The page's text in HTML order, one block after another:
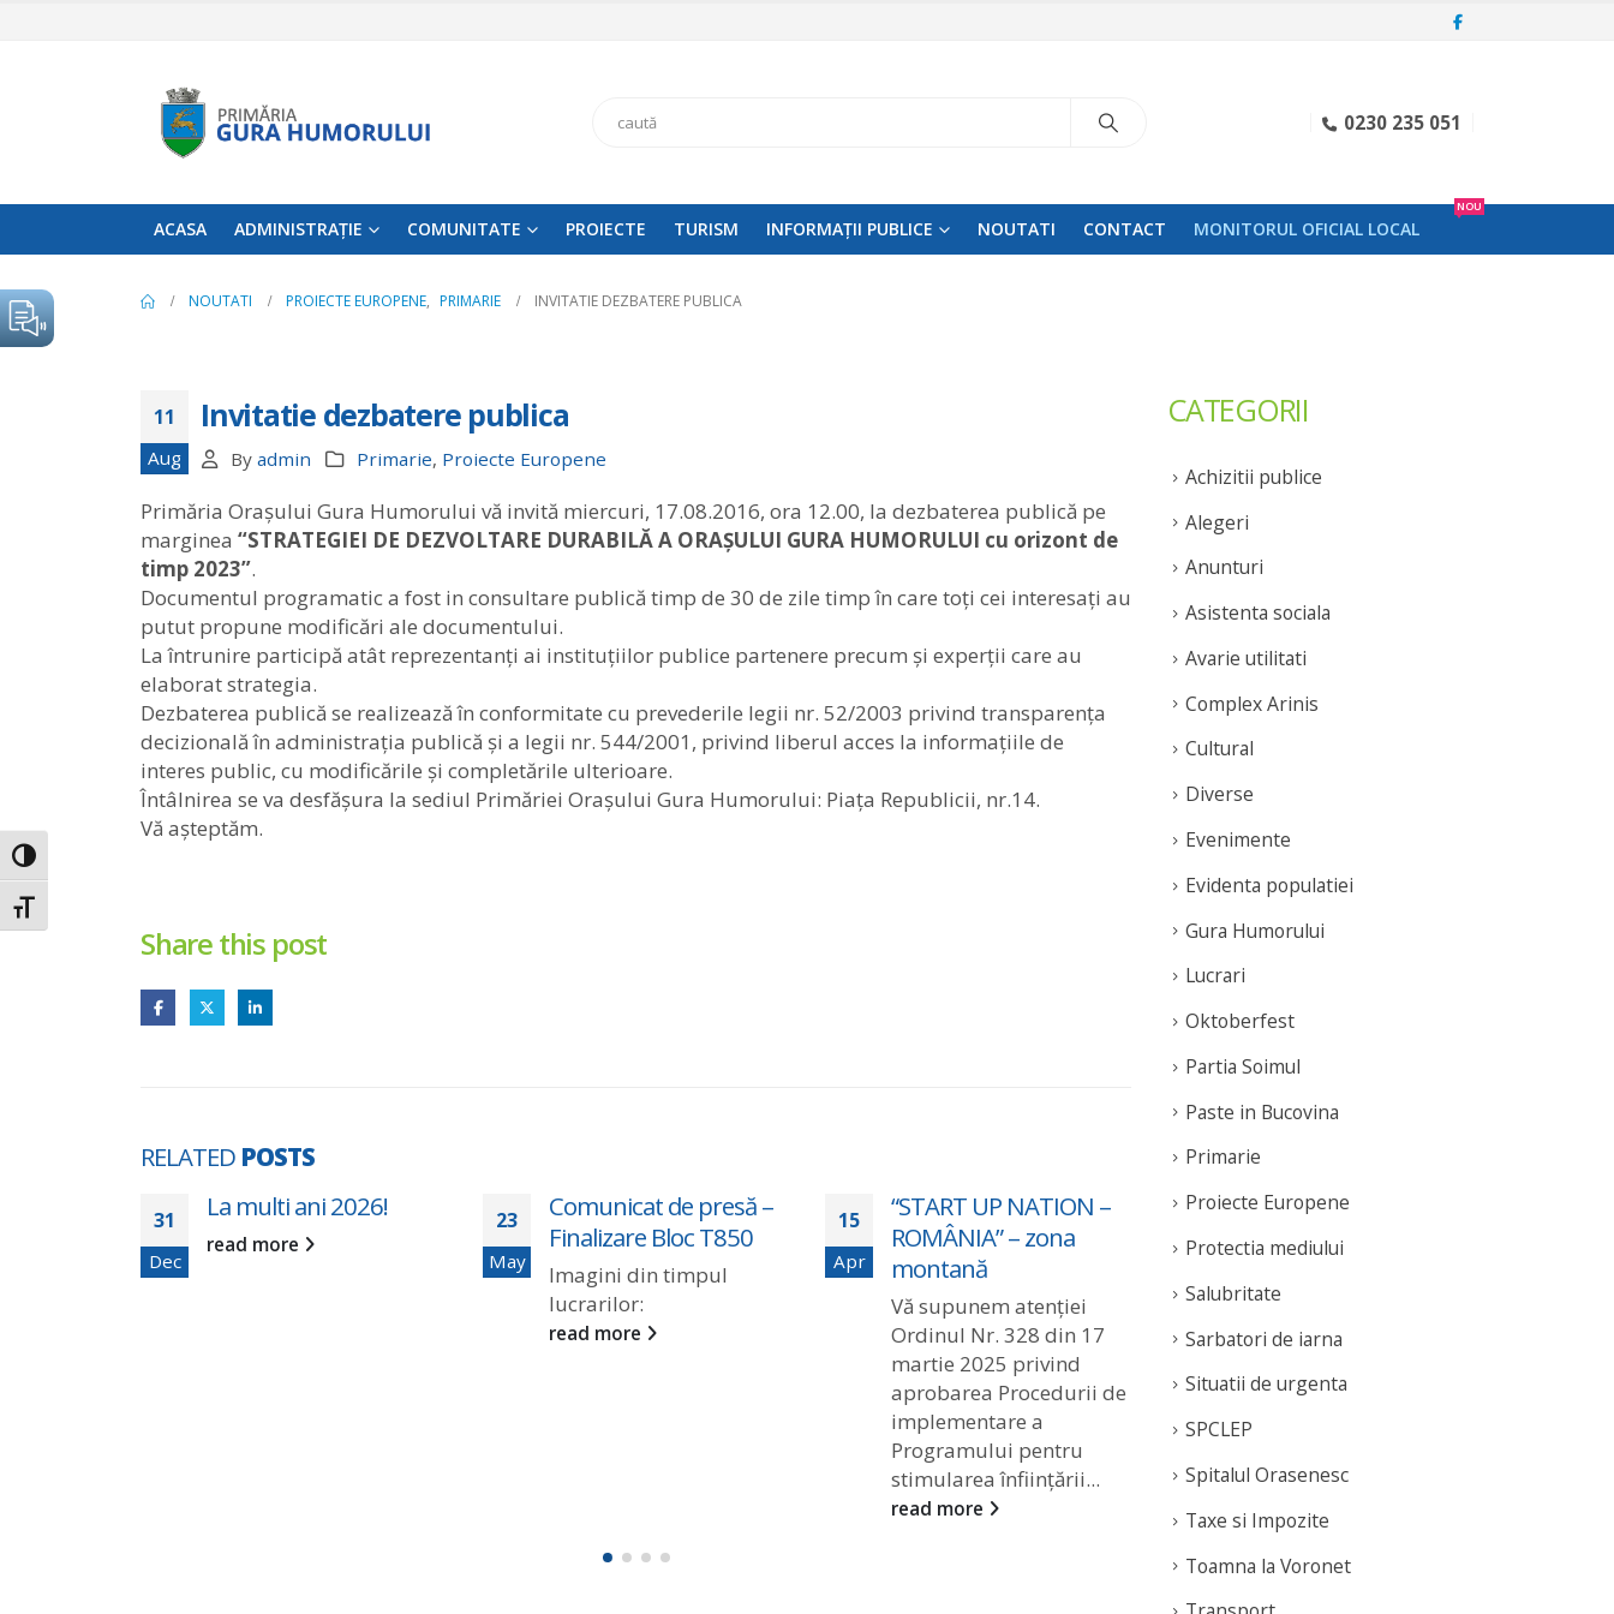
Toggle High Contrast
Toggle Font size
Search 0230 235 051
ACASA ADMINISTRAȚIE COMUNITATE PROIECTE TURISM INFORMAȚII PUBLICE NOUTATI CONTACT MONITORUL OFICIAL LOCAL
NOU
NOUTATI PROIECTE EUROPENE, PRIMARIE INVITATIE DEZBATERE PUBLICA
11
Aug
Invitatie dezbatere publica
By admin Primarie, Proiecte Europene
Primăria Orașului Gura Humorului vă invită miercuri, 17.08.2016, ora 12.00, la dezbaterea publică pe
marginea “STRATEGIEI DE DEZVOLTARE DURABILĂ A ORAȘULUI GURA HUMORULUI cu orizont de
timp 2023”.
Documentul programatic a fost in consultare publică timp de 30 de zile timp în care toți cei interesați au
putut propune modificări ale documentului.
La întrunire participă atât reprezentanți ai instituțiilor publice partenere precum și experții care au
elaborat strategia.
Dezbaterea publică se realizează în conformitate cu prevederile legii nr. 52/2003 privind transparența
decizională în administrația publică și a legii nr. 544/2001, privind liberul acces la informațiile de
interes public, cu modificările și completările ulterioare.
Întâlnirea se va desfășura la sediul Primăriei Orașului Gura Humorului: Piața Republicii, nr.14.
Vă așteptăm.
Share this post
RELATED POSTS
31
Dec
La multi ani 2026!
read more
23
May
Comunicat de presă –
Finalizare Bloc T850
Imagini din timpul
lucrarilor:
read more
15
Apr
“START UP NATION –
ROMÂNIA” – zona
montană
Vă supunem atenției
Ordinul Nr. 328 din 17
martie 2025 privind
aprobarea Procedurii de
implementare a
Programului pentru
stimularea înființării...
read more
Mar
Punctele de colectare -
> Insule Digitale
CATEGORII
Achizitii publice
Alegeri
Anunturi
Asistenta sociala
Avarie utilitati
Complex Arinis
Cultural
Diverse
Evenimente
Evidenta populatiei
Gura Humorului
Lucrari
Oktoberfest
Partia Soimul
Paste in Bucovina
Primarie
Proiecte Europene
Protectia mediului
Salubritate
Sarbatori de iarna
Situatii de urgenta
SPCLEP
Spitalul Orasenesc
Taxe si Impozite
Toamna la Voronet